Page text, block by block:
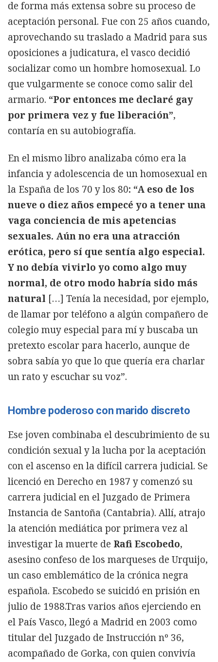
de forma más extensa sobre su proceso de
aceptación personal. Fue con 25 años cuando,
aprovechando su traslado a Madrid para sus
oposiciones a judicatura, el vasco decidió
socializar como un hombre homosexual. Lo
que vulgarmente se conoce como salir del
armario. “Por entonces me declaré gay
por primera vez y fue liberación”,
contaría en su autobiografía.
En el mismo libro analizaba cómo era la
infancia y adolescencia de un homosexual en
la España de los 70 y los 80: “A eso de los
nueve o diez años empecé yo a tener una
vaga conciencia de mis apetencias
sexuales. Aún no era una atracción
erótica, pero sí que sentía algo especial.
Y no debía vivirlo yo como algo muy
normal, de otro modo habría sido más
natural […] Tenía la necesidad, por ejemplo,
de llamar por teléfono a algún compañero de
colegio muy especial para mí y buscaba un
pretexto escolar para hacerlo, aunque de
sobra sabía yo que lo que quería era charlar
un rato y escuchar su voz”.
Hombre poderoso con marido discreto
Ese joven combinaba el descubrimiento de su
condición sexual y la lucha por la aceptación
con el ascenso en la difícil carrera judicial. Se
licenció en Derecho en 1987 y comenzó su
carrera judicial en el Juzgado de Primera
Instancia de Santoña (Cantabria). Allí, atrajo
la atención mediática por primera vez al
investigar la muerte de Rafi Escobedo,
asesino confeso de los marqueses de Urquijo,
un caso emblemático de la crónica negra
española. Escobedo se suicidó en prisión en
julio de 1988.Tras varios años ejerciendo en
el País Vasco, llegó a Madrid en 2003 como
titular del Juzgado de Instrucción nº 36,
acompañado de Gorka, con quien convivía